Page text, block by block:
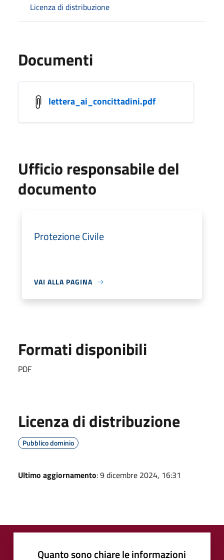
Licenza di distribuzione
Documenti
lettera_ai_concittadini.pdf
Ufficio responsabile del
documento
Protezione Civile
VAI ALLA PAGINA
Formati disponibili
PDF
Licenza di distribuzione
Pubblico dominio
Ultimo aggiornamento: 9 dicembre 2024, 16:31
Quanto sono chiare le informazioni